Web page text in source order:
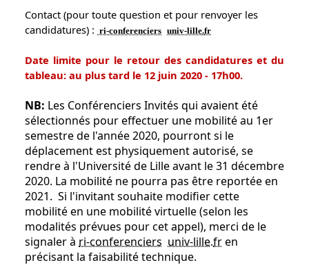
Contact (pour toute question et pour renvoyer les
candidatures) : ri-conferenciers univ-lille.fr
Date limite pour le retour des candidatures et du
tableau: au plus tard le 12 juin 2020 - 17h00.
NB: Les Conférenciers Invités qui avaient été
sélectionnés pour effectuer une mobilité au 1er
semestre de l'année 2020, pourront si le
déplacement est physiquement autorisé, se
rendre à l'Université de Lille avant le31 décembre
2020. La mobilité ne pourra pas être reportée en
2021. Si l'invitant souhaite modifier cette
mobilité en une mobilité virtuelle (selon les
modalités prévues pour cet appel), merci de le
signaler à ri-conferenciers univ-lille.fren
précisant la faisabilité technique.